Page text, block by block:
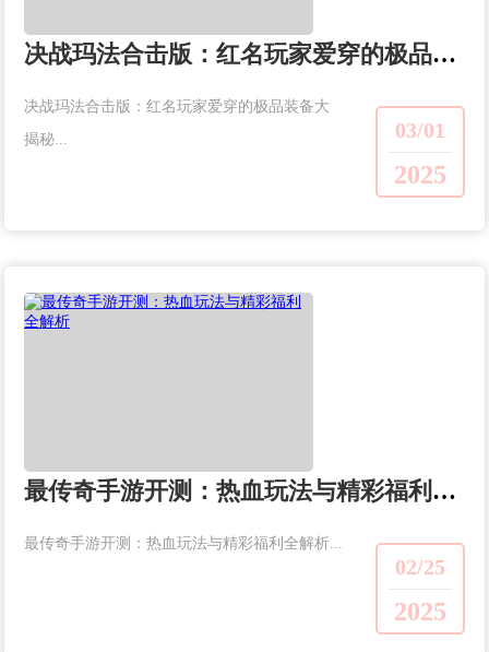
决战玛法合击版：红名玩家爱穿的极品装备大揭秘
03/01
2025
决战玛法合击版：红名玩家爱穿的极品装备大
揭秘...
最传奇手游开测：热血玩法与精彩福利全解析
02/25
2025
最传奇手游开测：热血玩法与精彩福利全解析...